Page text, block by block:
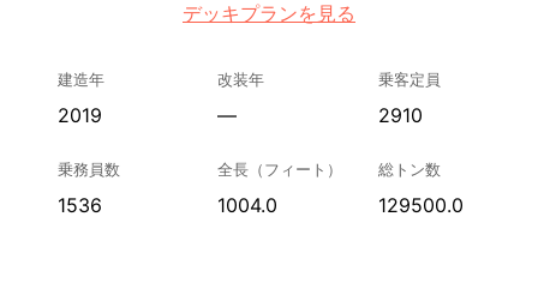
デッキプランを見る
建造年
2019
改装年
—
乗客定員
2910
乗務員数
1536
全長（フィート）
1004.0
総トン数
129500.0